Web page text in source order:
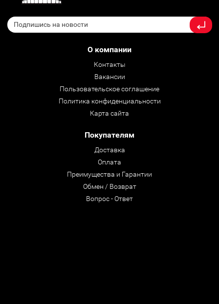
О компании
Контакты
Вакансии
Пользовательское соглашение
Политика конфиденциальности
Карта сайта
Покупателям
Доставка
Оплата
Преимущества и Гарантии
Обмен / Возврат
Вопрос - Ответ